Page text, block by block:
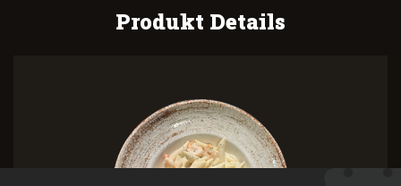
Produkt Details